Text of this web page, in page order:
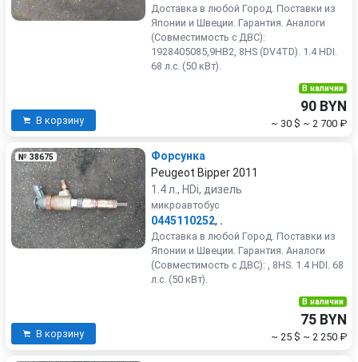
Доставка в любой Город. Поставки из
Японии и Швеции. Гарантия. Аналоги
(Совместимость с ДВС):
1928405085,9HB2, 8HS (DV4TD). 1.4 HDI.
68 л.с. (50 кВт).
В корзину
В наличии
90 BYN
~ 30 $ ~ 2 700 ₽
№ 38675
Форсунка
Peugeot Bipper 2011
1.4 л., HDi, дизель
микроавтобус
0445110252, .
Доставка в любой Город. Поставки из
Японии и Швеции. Гарантия. Аналоги
(Совместимость с ДВС): , 8HS. 1.4 HDI. 68
л.с. (50 кВт).
В корзину
В наличии
75 BYN
~ 25 $ ~ 2 250 ₽